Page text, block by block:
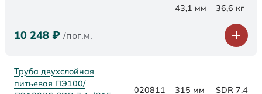
43,1 мм 36,6 кг
10 248 ₽ /пог.м.
Труба двухслойная
питьевая ПЭ100/
020811 315 мм SDR 7,4